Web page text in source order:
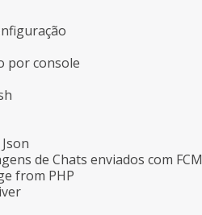
por console
de Chats enviados com FCM
from PHP